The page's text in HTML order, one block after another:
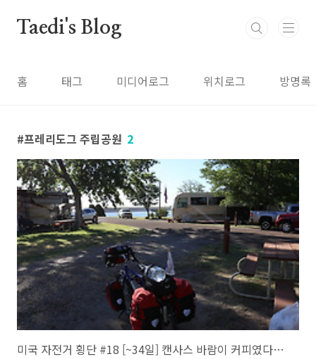
Taedi's Blog
홈 태그 미디어로그 위치로그 방명록
프레리도그 주립공원 2
미국 자전거 횡단 #18 [~34일] 캔사스 바람이 커피였다면 네브라스카는 티오피 (알마)